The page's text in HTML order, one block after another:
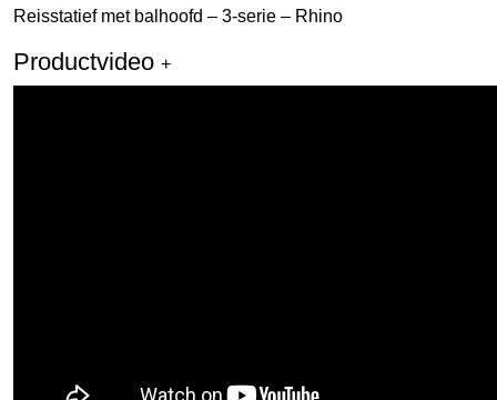
Reisstatief met balhoofd – 3-serie – Rhino
Productvideo +